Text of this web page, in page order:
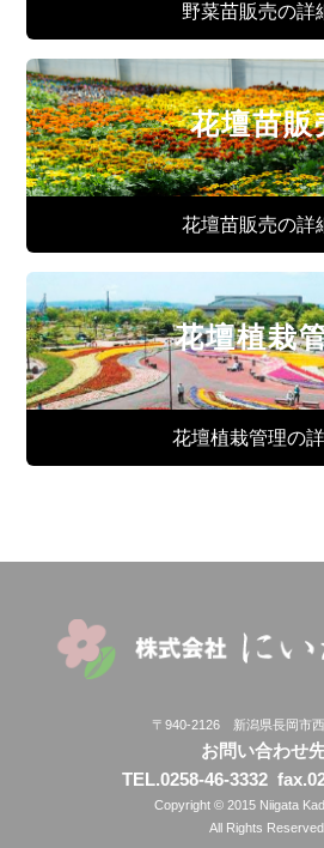
野菜苗販売の詳
花壇苗販
花壇苗販売の詳
花壇植栽
花壇植栽管理の
〒940-2126 新潟県長岡市
お問い合わせ
TEL.0258-46-3332
Copyright © 2015 Niigata
All Rights Reserved.